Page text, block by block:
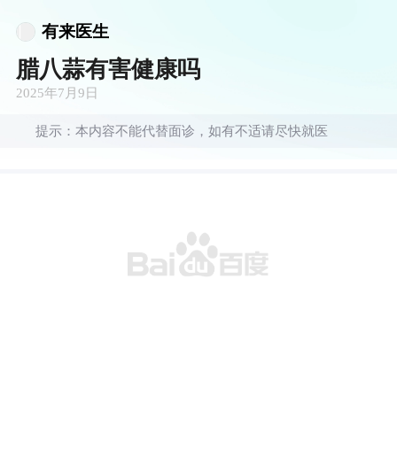
有来医生
腊八蒜有害健康吗
2025年7月9日
提示：本内容不能代替面诊，如有不适请尽快就医